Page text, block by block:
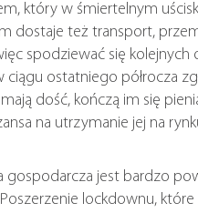
który w śmiertelnym
dostaje też transport,
spodziewać się
ciągu ostatniego półrocza
dość, kończą im się
na utrzymanie jej na
jest bardzo
lockdownu,